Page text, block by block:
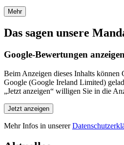
Mehr
Das sagen unsere
Google-Bewertungen
Beim Anzeigen dieses Inhalts können
Google (Google Ireland Limited)
„Jetzt anzeigen“ willigen Sie in die
Jetzt anzeigen
Mehr Infos in unserer